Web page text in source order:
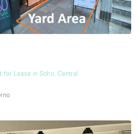
for Lease in Soho, Central